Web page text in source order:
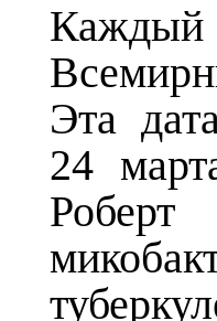
Эта
24